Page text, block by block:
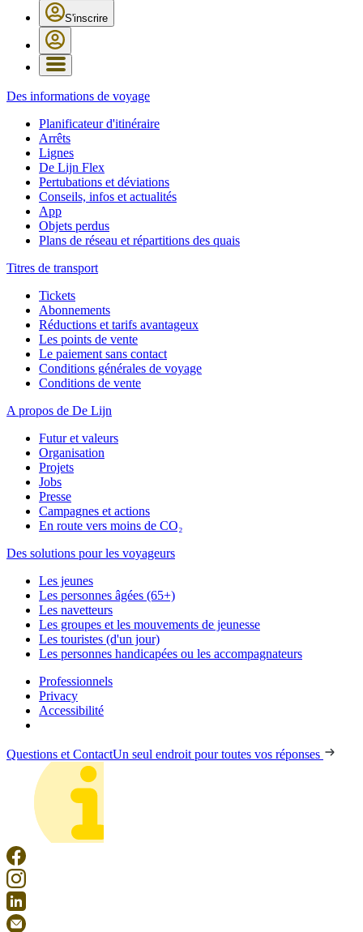
S'inscrire
Des informations de voyage
Planificateur d'itinéraire
Arrêts
Lignes
De Lijn Flex
Pertubations et déviations
Conseils, infos et actualités
App
Objets perdus
Plans de réseau et répartitions des quais
Titres de transport
Tickets
Abonnements
Réductions et tarifs avantageux
Les points de vente
Le paiement sans contact
Conditions générales de voyage
Conditions de vente
A propos de De Lijn
Futur et valeurs
Organisation
Projets
Jobs
Presse
Campagnes et actions
En route vers moins de CO₂
Des solutions pour les voyageurs
Les jeunes
Les personnes âgées (65+)
Les navetteurs
Les groupes et les mouvements de jeunesse
Les touristes (d'un jour)
Les personnes handicapées ou les accompagnateurs
Professionnels
Privacy
Accessibilité
Questions et ContactUn seul endroit pour toutes vos réponses